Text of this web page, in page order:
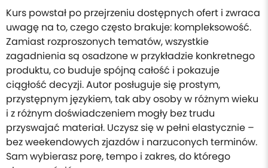
Kurs powstał po przejrzeniu dostępnych ofert i zwraca
uwagę na to, czego często brakuje: kompleksowość.
Zamiast rozproszonych tematów, wszystkie
zagadnienia są osadzone w przykładzie konkretnego
produktu, co buduje spójną całość i pokazuje
ciągłość decyzji. Autor posługuje się prostym,
przystępnym językiem, tak aby osoby w różnym wieku
i z różnym doświadczeniem mogły bez trudu
przyswajać materiał. Uczysz się w pełni elastycznie –
bez weekendowych zjazdów i narzuconych terminów.
Sam wybierasz porę, tempo i zakres, do którego